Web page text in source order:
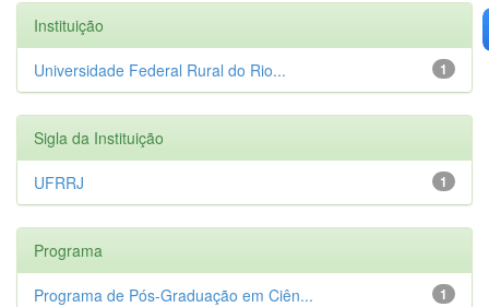
Instituição
1
Universidade Federal Rural do Rio...
Sigla da Instituição
1
UFRRJ
Programa
1
Programa de Pós-Graduação em Ciên...